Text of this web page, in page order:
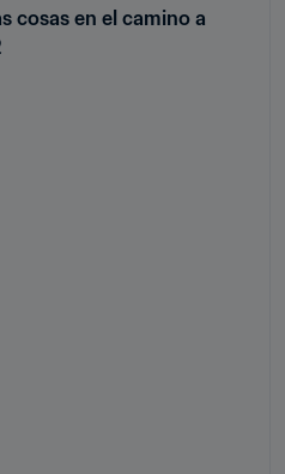
cosas en el camino a